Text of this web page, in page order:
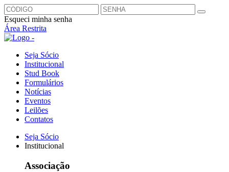
Esqueci minha senha
Área Restrita
Seja Sócio
Institucional
Stud Book
Formulários
Notícias
Eventos
Leilões
Contatos
Seja Sócio
Institucional
Associação